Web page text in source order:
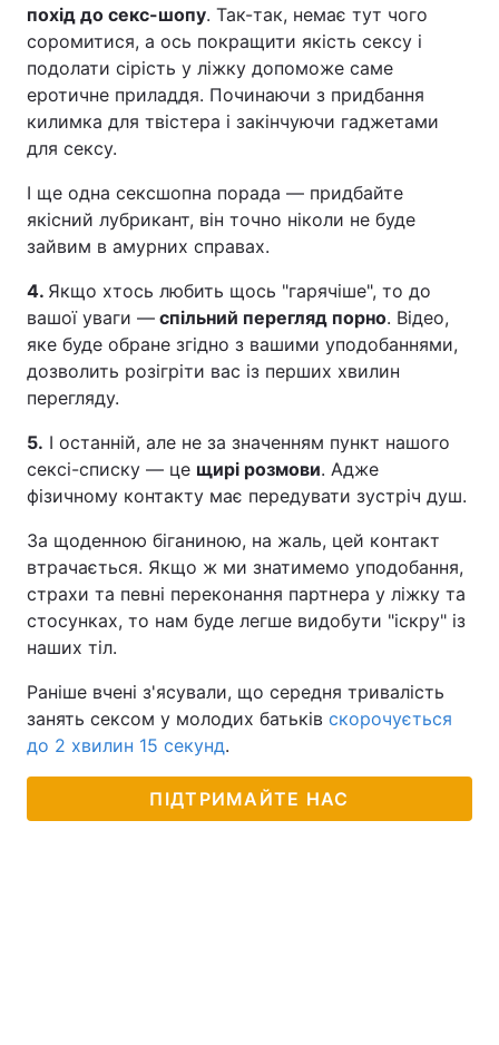
похід до секс-шопу. Так-так, немає тут чого
соромитися, а ось покращити якість сексу і
подолати сірість у ліжку допоможе саме
еротичне приладдя. Починаючи з придбання
килимка для твістера і закінчуючи гаджетами
для сексу.
І ще одна сексшопна порада — придбайте
якісний лубрикант, він точно ніколи не буде
зайвим в амурних справах.
4. Якщо хтось любить щось "гарячіше", то до
вашої уваги — спільний перегляд порно. Відео,
яке буде обране згідно з вашими уподобаннями,
дозволить розігріти вас із перших хвилин
перегляду.
5. І останній, але не за значенням пункт нашого
сексі-списку — це щирі розмови. Адже
фізичному контакту має передувати зустріч душ.
За щоденною біганиною, на жаль, цей контакт
втрачається. Якщо ж ми знатимемо уподобання,
страхи та певні переконання партнера у ліжку та
стосунках, то нам буде легше видобути "іскру" із
наших тіл.
Раніше вчені з'ясували, що середня тривалість
занять сексом у молодих батьків скорочується
до 2 хвилин 15 секунд.
ПІДТРИМАЙТЕ НАС